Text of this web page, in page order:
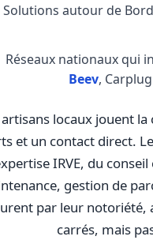
Solutions autour de
Réseaux nationaux qui
Beev,
artisans locaux jouent
et un contact direct.
IRVE, du
gestion de
par leur notoriété,
carrés, mais